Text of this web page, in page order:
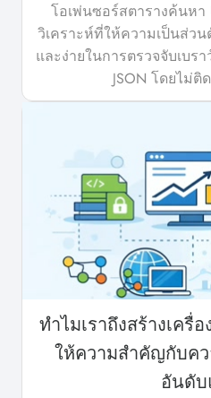
โอเพ่นซอร์สตารางค้นหา
วิเคราะห์ที่ให้ความเป็นส่ว
และง่ายในการตรวจจับเบร
JSON โดยไม่
ทำไมเราถึงสร้างเครื่
ให้ความสำคัญกับค
อันดับ